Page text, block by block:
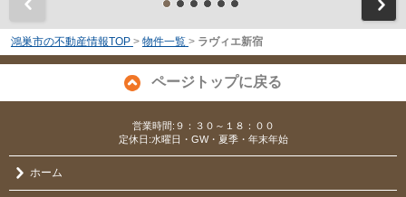
鴻巣市の不動産情報TOP > 物件一覧 > ラヴィエ新宿
ページトップに戻る
営業時間:９：３０～１８：００
定休日:水曜日・GW・夏季・年末年始
ホーム